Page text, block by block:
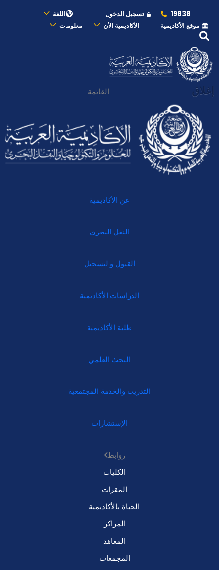
19838 تسجيل الدخول
اللغة
موقع الأكاديمية
الأكاديمية الأن معلومات
إغلاق القائمة
عن الأكاديمية
النقل البحري
القبول والتسجيل
الدراسات الأكاديمية
طلبة الأكاديمية
البحث العلمي
التدريب والخدمة المجتمعية
الإستشارات
روابط
الكليات
المقرات
الحياة بالأكاديمية
المراكز
المعاهد
المجمعات